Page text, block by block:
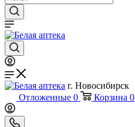
г. Новосибирск
Отложенные 0 Корзина 0